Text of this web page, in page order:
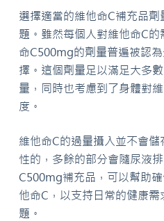
選擇適當的維他命C補充品
題。雖然每個人對維他命C
命C500mg的劑量普遍被認
擇。這個劑量足以滿足大多
量，同時也考慮到了身體對
度。
維他命C的過量攝入並不會
性的，多餘的部分會隨尿液
C500mg補充品，可以幫助
他命C，以支持日常的健康
題。